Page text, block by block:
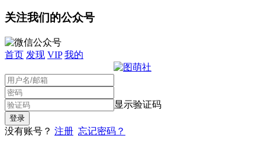
关注我们的公众号
首页 发现 VIP 我的
显示验证码
没有账号？ 注册 忘记密码？